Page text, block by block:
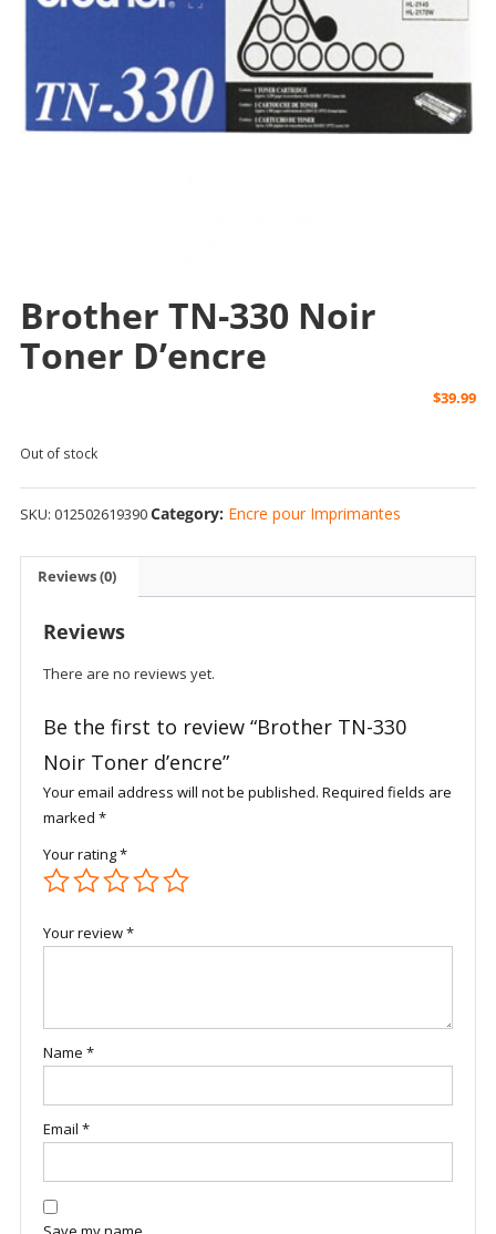
Brother TN-330 Noir
Toner D’encre
$39.99
Out of stock
SKU: 012502619390Category: Encre pour Imprimantes
Reviews (0)
Reviews
There are no reviews yet.
Be the first to review “Brother TN-330
Noir Toner d’encre”
Your email address will not be published. Required fields are
marked *
Your rating*
Your review*
Name *
Email *